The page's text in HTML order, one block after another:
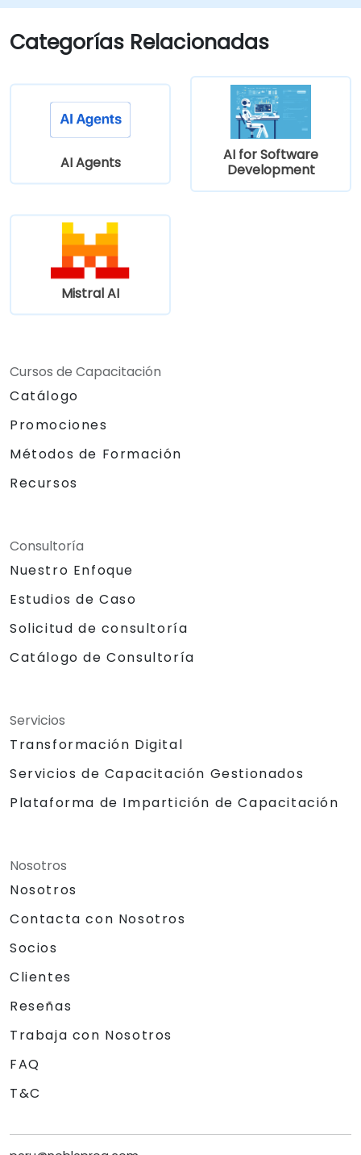
Comprender cómo funciona el modelo de
IA de Tabnine específicamente con
código Python.
Categorías Relacionadas
AI Agents
AI for Software
Development
Mistral AI
Cursos de Capacitación
Catálogo
Promociones
Métodos de Formación
Recursos
Consultoría
Nuestro Enfoque
Estudios de Caso
Solicitud de consultoría
Catálogo de Consultoría
Servicios
Transformación Digital
Servicios de Capacitación Gestionados
Plataforma de Impartición de Capacitación
Nosotros
Nosotros
Contacta con Nosotros
Socios
Clientes
Reseñas
Trabaja con Nosotros
FAQ
T&C